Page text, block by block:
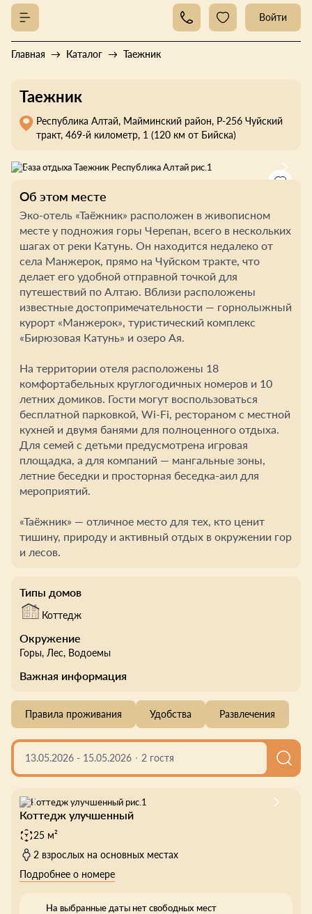
Войти
Главная Каталог Таежник
Таежник
Республика Алтай, Майминский район, Р-256 Чуйский
тракт, 469-й километр, 1 (120 км от Бийска)
Об этом месте
Эко-отель «Таёжник» расположен в живописном
месте у подножия горы Черепан, всего в нескольких
шагах от реки Катунь. Он находится недалеко от
села Манжерок, прямо на Чуйском тракте, что
делает его удобной отправной точкой для
путешествий по Алтаю. Вблизи расположены
известные достопримечательности — горнолыжный
курорт «Манжерок», туристический комплекс
«Бирюзовая Катунь» и озеро Ая.
На территории отеля расположены 18
комфортабельных круглогодичных номеров и 10
летних домиков. Гости могут воспользоваться
бесплатной парковкой, Wi-Fi, рестораном с местной
кухней и двумя банями для полноценного отдыха.
Для семей с детьми предусмотрена игровая
площадка, а для компаний — мангальные зоны,
летние беседки и просторная беседка-аил для
мероприятий.
«Таёжник» — отличное место для тех, кто ценит
тишину, природу и активный отдых в окружении гор
и лесов.
Типы домов
Коттедж
Окружение
Горы, Лес, Водоемы
Важная информация
Правила проживания Удобства Развлечения
13.05.2026 - 15.05.2026 2 гостя
Коттедж улучшенный
25 м²
2 взрослых на основных местах
Подробнее о номере
На выбранные даты нет свободных мест